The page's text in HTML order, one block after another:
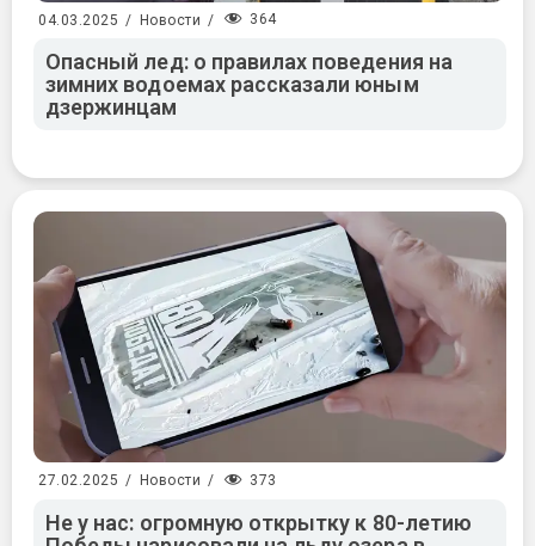
04.03.2025 / Новости / 364
Опасный лед: о правилах поведения на
зимних водоемах рассказали юным
дзержинцам
27.02.2025 / Новости / 373
Не у нас: огромную открытку к 80-летию